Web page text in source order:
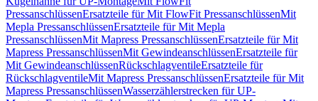
PressanschlüssenErsatzteile für Mit FlowFit PressanschlüssenMit
Mepla PressanschlüssenErsatzteile für Mit Mepla
PressanschlüssenMit Mapress PressanschlüssenErsatzteile für Mit
Mapress PressanschlüssenMit GewindeanschlüssenErsatzteile für
Mit GewindeanschlüssenRückschlagventileErsatzteile für
RückschlagventileMit Mapress PressanschlüssenErsatzteile für Mit
Mapress PressanschlüssenWasserzählerstrecken für UP-